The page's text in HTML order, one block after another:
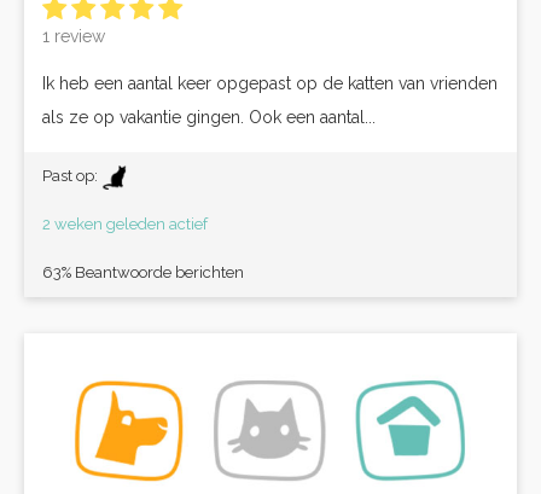
1 review
Ik heb een aantal keer opgepast op de katten van vrienden
als ze op vakantie gingen. Ook een aantal...
Past op:
2 weken geleden actief
63% Beantwoorde berichten